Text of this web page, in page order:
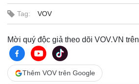
Tag: VOV
Mời quý độc giả theo dõi VOV.VN trên
Thêm VOV trên Google